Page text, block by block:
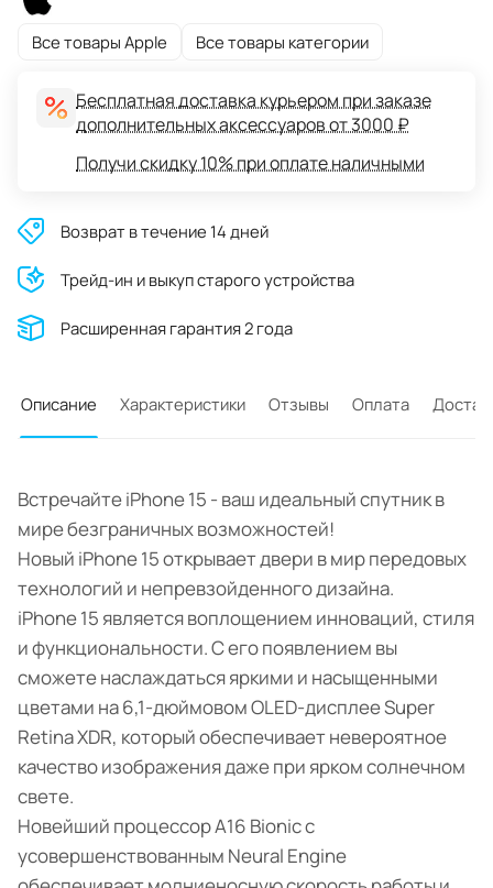
Все товары Apple Все товары категории
Бесплатная доставка курьером при заказе
дополнительных аксессуаров от 3000 ₽
Получи скидку 10% при оплате наличными
Возврат в течение 14 дней
Трейд-ин и выкуп старого устройства
Расширенная гарантия 2 года
Описание Характеристики Отзывы Оплата
Встречайте iPhone 15 - ваш идеальный спутник в
мире безграничных возможностей!
Новый iPhone 15 открывает двери в мир передовых
технологий и непревзойденного дизайна.
iPhone 15 является воплощением инноваций, стиля
и функциональности. С его появлением вы
сможете наслаждаться яркими и насыщенными
цветами на 6,1-дюймовом OLED-дисплее Super
Retina XDR, который обеспечивает невероятное
качество изображения даже при ярком солнечном
свете.
Новейший процессор A16 Bionic с
усовершенствованным Neural Engine